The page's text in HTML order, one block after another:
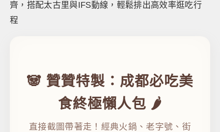
齊，搭配太古里與IFS動線，輕鬆排出高效率逛吃行
程
🐼 贊贊特製：成都必吃美
食終極懶人包 🌶️
直接截圖帶著走！經典火鍋、老字號、街